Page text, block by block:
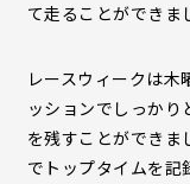
て走ることができま
レースウィークは
ッションでしっか
を残すことができま
でトップタイムを記